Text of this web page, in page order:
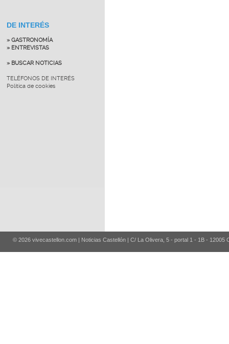
DE INTERÉS
» GASTRONOMÍA
» ENTREVISTAS
» BUSCAR NOTICIAS
TELÉFONOS DE INTERÉS
Política de cookies
© 2026 vivecastellon.com | Noticias Castellón | C/ La Olivera, 5 - portal 1 - 1B - 12005